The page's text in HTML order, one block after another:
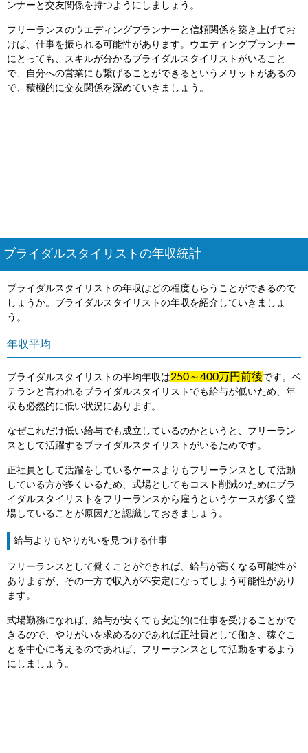
ンナーと交友関係を持つようにしましょう。
フリーランスのウエディングプランナーと信頼関係を築き上げてお
けば、仕事を振られる可能性があります。ウエディングプランナー
にとっても、スキルが分かるブライダルスタイリストがいること
で、自分への営業にも繋げることができるというメリットがあるの
で、積極的に交友関係を深めていきましょう。
ブライダルスタイリストの年収統計
ブライダルスタイリストの年収はどの程度もらうことができるので
しょうか。ブライダルスタイリストの年収を紹介していきましょ
う。
年収平均
ブライダルスタイリストの平均年収は250～400万円前後です。ベ
テランと言われるブライダルスタイリストでも給与が低いため、年
収も必然的に低い状況にあります。
なぜこれだけ低い給与でも成立しているのかというと、フリーラン
スとして活躍するブライダルスタイリストがいるためです。
正社員として活躍をしているケースよりもフリーランスとして活動
している方が多くいるため、式場としてもコスト削減のためにブラ
イダルスタイリストをフリーランスから雇うというケースが多く登
場していることが原因だと認識しておきましょう。
給与よりもやりがいを見つける仕事
フリーランスとして働くことができれば、給与が高くなる可能性が
ありますが、その一方で収入が不安定になってしまう可能性があり
ます。
式場勤務になれば、給与が安くても安定的に仕事を受けることがで
きるので、やりがいを求めるのであれば正社員として働き、稼ぐこ
とを中心に考えるのであれば、フリーランスとして活動をするよう
にしましょう。